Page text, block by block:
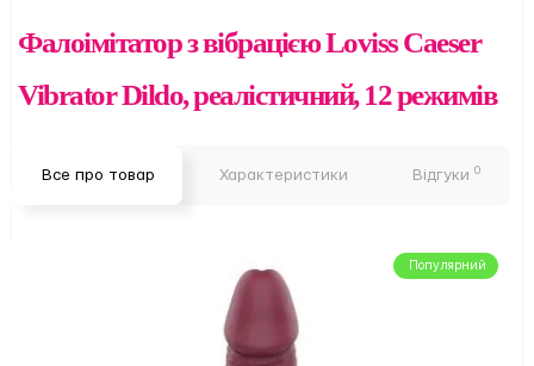
Фалоімітатор з вібрацією Loviss Caeser
Vibrator Dildo, реалістичний, 12 режимів
Все про товар Характеристики Відгуки 0
Популярний